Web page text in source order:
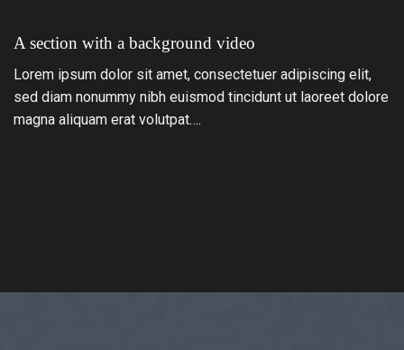
A section with a background video
Lorem ipsum dolor sit amet, consectetuer adipiscing elit,
sed diam nonummy nibh euismod tincidunt ut laoreet dolore
magna aliquam erat volutpat….